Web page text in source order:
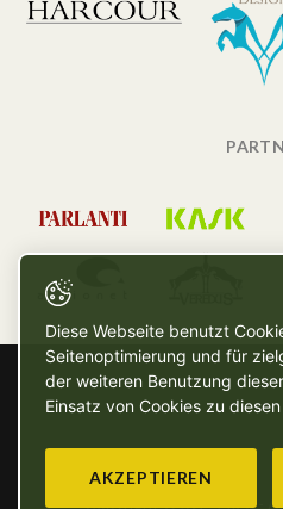
Copyright © SG - 2026 -
Diese Webseite benutzt
Seitenoptimierung und für
der weiteren Benutzung
Einsatz von Cookies zu
AKZEPTIEREN